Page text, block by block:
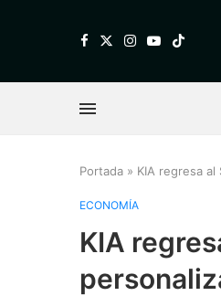
Portada » KIA regresa
ECONOMÍA
KIA